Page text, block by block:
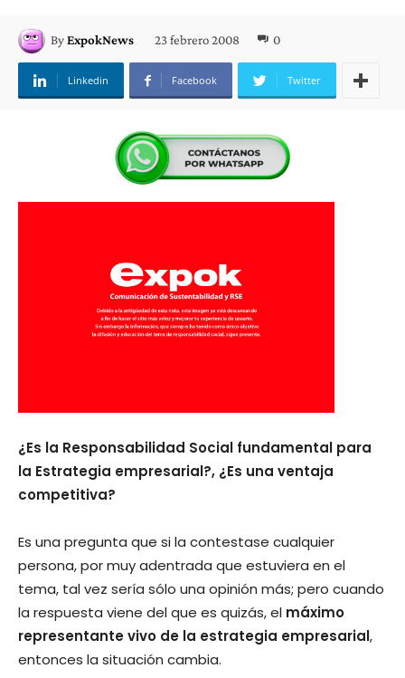
ByExpokNews 23 febrero 2008 0
Linkedin Facebook Twitter
¿Es la Responsabilidad Social fundamental para
la Estrategia empresarial?, ¿Es una ventaja
competitiva?
Es una pregunta que si la contestase cualquier
persona, por muy adentrada que estuviera en el
tema, tal vez serí­a sólo una opinión más; pero cuando
la respuesta viene del que es quizás, el máximo
representante vivo de la estrategia empresarial,
entonces la situación cambia.